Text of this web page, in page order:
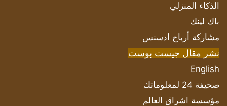
الذكاء المنزلي
باك لينك
مشاركة أرباح ادسنس
نشر مقال جيست بوست
English
صحيفة 24 لمعلوماتك
مؤسسة اشراق العالم